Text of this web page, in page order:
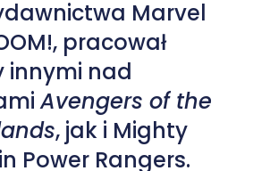
Marvel
pracował
innymi nad
Avengers of the
, jak i Mighty
Power Rangers.